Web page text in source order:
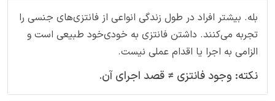
بله. بیشتر افراد در طول زندگی انواعی از فانتزی‌های جنسی را
تجربه می‌کنند. داشتن فانتزی به خودی‌خود طبیعی است و
الزامی به اجرا یا اقدام عملی نیست.
نکته: وجود فانتزی ≠ قصد اجرای آن.